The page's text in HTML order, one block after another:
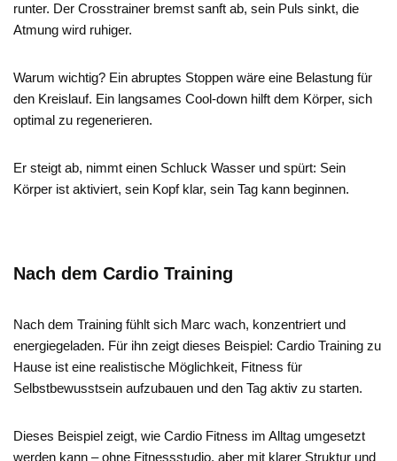
runter. Der Crosstrainer bremst sanft ab, sein Puls sinkt, die
Atmung wird ruhiger.
Warum wichtig? Ein abruptes Stoppen wäre eine Belastung für
den Kreislauf. Ein langsames Cool-down hilft dem Körper, sich
optimal zu regenerieren.
Er steigt ab, nimmt einen Schluck Wasser und spürt: Sein
Körper ist aktiviert, sein Kopf klar, sein Tag kann beginnen.
Nach dem Cardio Training
Nach dem Training fühlt sich Marc wach, konzentriert und
energiegeladen. Für ihn zeigt dieses Beispiel: Cardio Training zu
Hause ist eine realistische Möglichkeit, Fitness für
Selbstbewusstsein aufzubauen und den Tag aktiv zu starten.
Dieses Beispiel zeigt, wie Cardio Fitness im Alltag umgesetzt
werden kann – ohne Fitnessstudio, aber mit klarer Struktur und